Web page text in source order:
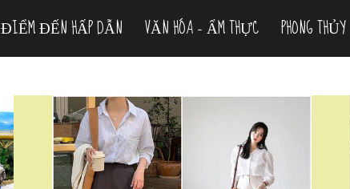
ĐIỂM ĐẾN HẤP DẪN VĂN HÓA – ẨM THỰC PHONG THỦY